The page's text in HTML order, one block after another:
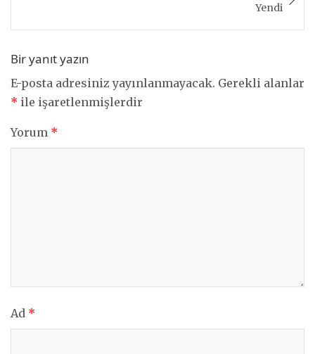
Yendi
Bir yanıt yazın
E-posta adresiniz yayınlanmayacak. Gerekli alanlar
* ile işaretlenmişlerdir
Yorum *
Ad *